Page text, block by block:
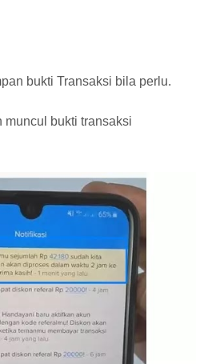
bukti Transaksi bila perlu.
muncul bukti transaksi